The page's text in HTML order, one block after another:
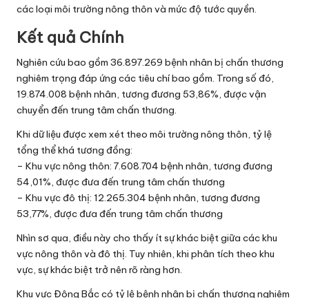
các loại môi trường nông thôn và mức độ tước quyền.
Kết quả Chính
Nghiên cứu bao gồm 36.897.269 bệnh nhân bị chấn thương
nghiêm trọng đáp ứng các tiêu chí bao gồm. Trong số đó,
19.874.008 bệnh nhân, tương đương 53,86%, được vận
chuyển đến trung tâm chấn thương.
Khi dữ liệu được xem xét theo môi trường nông thôn, tỷ lệ
tổng thể khá tương đồng:
– Khu vực nông thôn: 7.608.704 bệnh nhân, tương đương
54,01%, được đưa đến trung tâm chấn thương
– Khu vực đô thị: 12.265.304 bệnh nhân, tương đương
53,77%, được đưa đến trung tâm chấn thương
Nhìn sơ qua, điều này cho thấy ít sự khác biệt giữa các khu
vực nông thôn và đô thị. Tuy nhiên, khi phân tích theo khu
vực, sự khác biệt trở nên rõ ràng hơn.
Khu vực Đông Bắc có tỷ lệ bệnh nhân bị chấn thương nghiêm